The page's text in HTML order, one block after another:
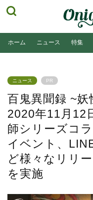
ホーム ニュース 特集
ニュース PR
百鬼異聞録 ~妖
2020年11月12
師シリーズコ
イベント、
ど様々なリリ
を実施